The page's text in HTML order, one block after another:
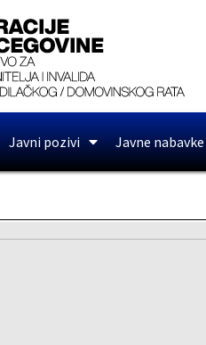
Javni pozivi Javne nabavke